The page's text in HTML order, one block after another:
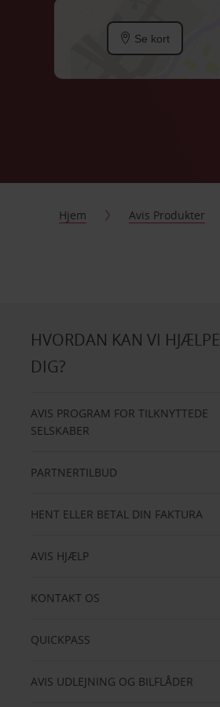
Se kort
Hjem Avis Produkter
HVORDAN KAN VI HJÆLPE
DIG?
AVIS PROGRAM FOR TILKNYTTEDE
SELSKABER
PARTNERTILBUD
HENT ELLER BETAL DIN FAKTURA
AVIS HJÆLP
KONTAKT OS
QUICKPASS
AVIS UDLEJNING OG BILFLÅDER